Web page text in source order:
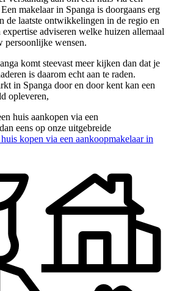
makelaar in Spanga is doorgaans erg
de laatste ontwikkelingen in de regio en
adviseren welke huizen allemaal
persoonlijke wensen.
komt steevast meer kijken dan dat je
is daarom echt aan te raden.
in Spanga door en door kent kan een
opleveren,
huis aankopen via een
eens op onze uitgebreide
kopen via een aankoopmakelaar in